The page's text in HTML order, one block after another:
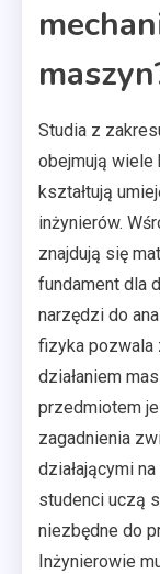
Studia z
obejmują wiele
kształtują
inżynierów.
znajdują się
fundament dla
narzędzi do
fizyka pozwala
działaniem
przedmiotem
zagadnienia
działającymi
studenci uczą
niezbędne do
Inżynierowie